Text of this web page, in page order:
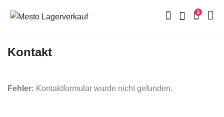
0
Kontakt
Fehler: Kontaktformular wurde nicht gefunden.